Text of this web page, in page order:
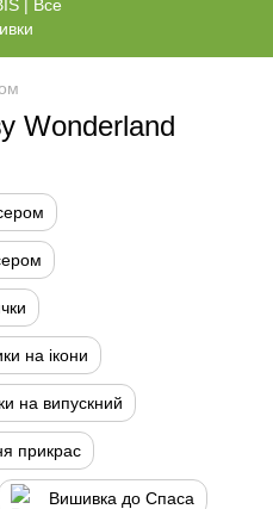
Wonderland
на ікони
на випускний
прикрас
Вишивка до Спаса